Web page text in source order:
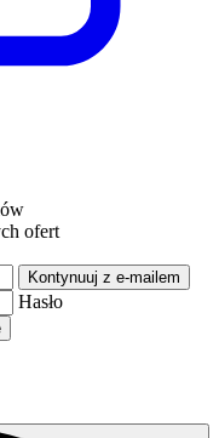
ofert
Kontynuuj z e-mailem
Hasło